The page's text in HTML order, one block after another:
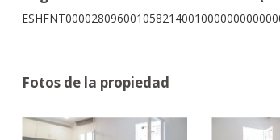
Fotos de la propiedad